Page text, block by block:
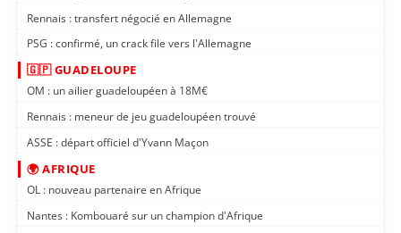
Rennais : transfert négocié en Allemagne
PSG : confirmé, un crack file vers l'Allemagne
🇬🇵 GUADELOUPE
OM : un ailier guadeloupéen à 18M€
Rennais : meneur de jeu guadeloupéen trouvé
ASSE : départ officiel d'Yvann Maçon
🌍 AFRIQUE
OL : nouveau partenaire en Afrique
Nantes : Kombouaré sur un champion d'Afrique